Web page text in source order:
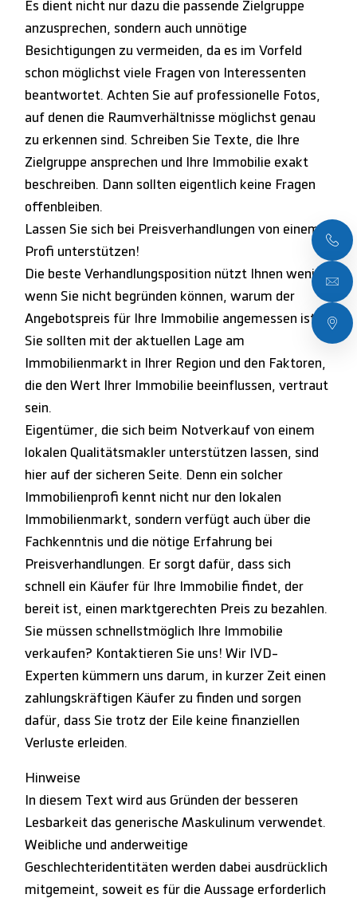
Es dient nicht nur dazu die passende Zielgruppe
anzusprechen, sondern auch unnötige
Besichtigungen zu vermeiden, da es im Vorfeld
schon möglichst viele Fragen von Interessenten
beantwortet. Achten Sie auf professionelle Fotos,
auf denen die Raumverhältnisse möglichst genau
zu erkennen sind. Schreiben Sie Texte, die Ihre
Zielgruppe ansprechen und Ihre Immobilie exakt
beschreiben. Dann sollten eigentlich keine Fragen
offenbleiben.
Lassen Sie sich bei Preisverhandlungen von einem
Profi unterstützen!
Die beste Verhandlungsposition nützt Ihnen wenig,
wenn Sie nicht begründen können, warum der
Angebotspreis für Ihre Immobilie angemessen ist.
Sie sollten mit der aktuellen Lage am
Immobilienmarkt in Ihrer Region und den Faktoren,
die den Wert Ihrer Immobilie beeinflussen, vertraut
sein.
Eigentümer, die sich beim Notverkauf von einem
lokalen Qualitätsmakler unterstützen lassen, sind
hier auf der sicheren Seite. Denn ein solcher
Immobilienprofi kennt nicht nur den lokalen
Immobilienmarkt, sondern verfügt auch über die
Fachkenntnis und die nötige Erfahrung bei
Preisverhandlungen. Er sorgt dafür, dass sich
schnell ein Käufer für Ihre Immobilie findet, der
bereit ist, einen marktgerechten Preis zu bezahlen.
Sie müssen schnellstmöglich Ihre Immobilie
verkaufen? Kontaktieren Sie uns! Wir IVD-
Experten kümmern uns darum, in kurzer Zeit einen
zahlungskräftigen Käufer zu finden und sorgen
dafür, dass Sie trotz der Eile keine finanziellen
Verluste erleiden.
Hinweise
In diesem Text wird aus Gründen der besseren
Lesbarkeit das generische Maskulinum verwendet.
Weibliche und anderweitige
Geschlechteridentitäten werden dabei ausdrücklich
mitgemeint, soweit es für die Aussage erforderlich